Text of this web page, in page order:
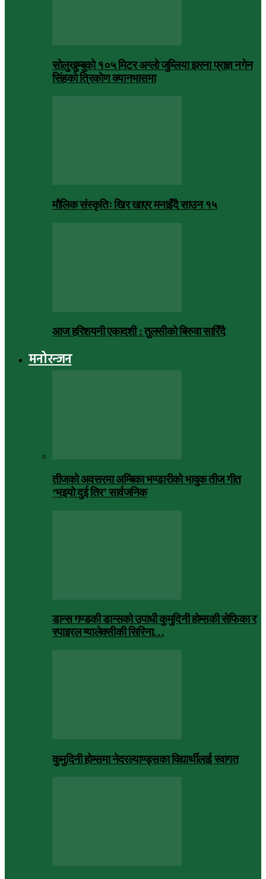
सोलुखुम्बुको १०५ मिटर अग्लो जुम्लिया झरना प्राज्ञ नगेन
सिंहको त्रिकोण क्यानभासमा
मौलिक संस्कृतिः खिर खाएर मनाइँदै साउन १५
आज हरिशयनी एकादशी : तुलसीको बिरुवा सारिँदै
मनोरन्जन
तीजको अवसरमा अम्बिका भण्डारीको भावुक तीज गीत
‘भइयो दुई तिर’ सार्वजनिक
डान्स गण्डकी डान्सको उपाधी कुमुदिनी होम्सकी सेफिका र
स्पाइरल ग्यालेक्सीकी सिरिना…
कुमुदिनी होम्समा नेदरल्याण्ड्सका विद्यार्थीलाई स्वागत